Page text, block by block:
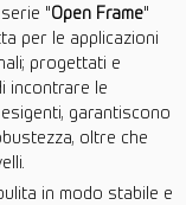
"Open Frame"
per le applicazioni
progettati e
incontrare le
garantiscono
oltre che
in modo stabile e